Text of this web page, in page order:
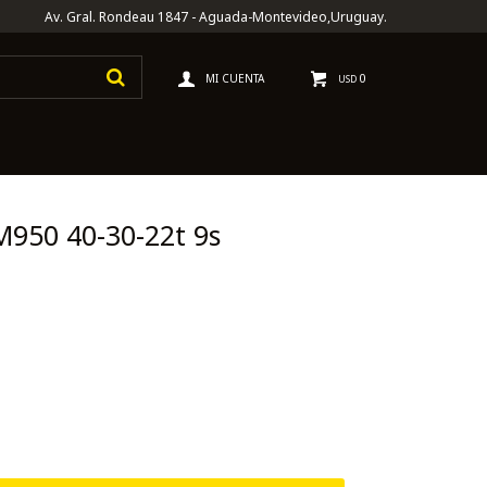
USD 0
Av. Gral. Rondeau 1847 - Aguada-Montevideo,Uruguay.
40-30-22t 9s